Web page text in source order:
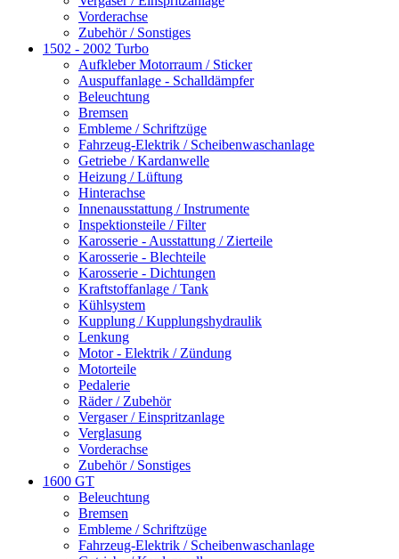
Vorderachse
Zubehör / Sonstiges
1502 - 2002 Turbo
Aufkleber Motorraum / Sticker
Auspuffanlage - Schalldämpfer
Beleuchtung
Bremsen
Embleme / Schriftzüge
Fahrzeug-Elektrik / Scheibenwaschanlage
Getriebe / Kardanwelle
Heizung / Lüftung
Hinterachse
Innenausstattung / Instrumente
Inspektionsteile / Filter
Karosserie - Ausstattung / Zierteile
Karosserie - Blechteile
Karosserie - Dichtungen
Kraftstoffanlage / Tank
Kühlsystem
Kupplung / Kupplungshydraulik
Lenkung
Motor - Elektrik / Zündung
Motorteile
Pedalerie
Räder / Zubehör
Vergaser / Einspritzanlage
Verglasung
Vorderachse
Zubehör / Sonstiges
1600 GT
Beleuchtung
Bremsen
Embleme / Schriftzüge
Fahrzeug-Elektrik / Scheibenwaschanlage